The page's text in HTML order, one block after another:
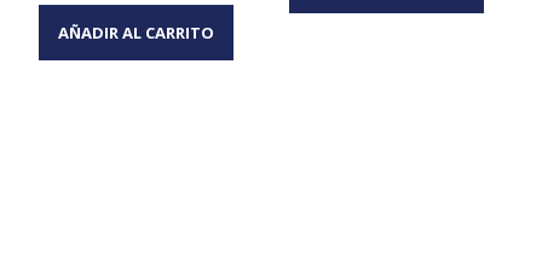
AÑADIR AL CARRITO